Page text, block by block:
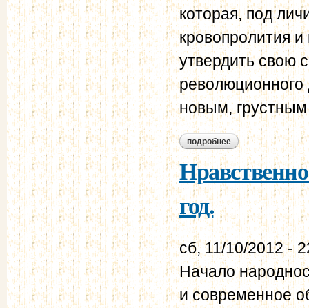
которая, под
кровопролития
утвердить свою
революционного
новым,
подробнее о нравственно-
год.
сб, 11/10/2012 -
Начало
и современное